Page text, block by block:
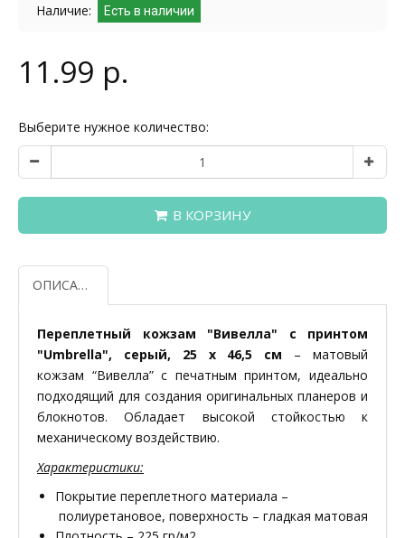
Наличие:
Есть в наличии
11.99 р.
Выберите нужное количество:
В КОРЗИНУ
ОПИСАНИЕ
Переплетный кожзам "Вивелла" с принтом
"Umbrella", серый, 25 х 46,5 см – матовый
кожзам “Вивелла” с печатным принтом, идеально
подходящий для создания оригинальных планеров и
блокнотов. Обладает высокой стойкостью к
механическому воздействию.
Характеристики:
Покрытие переплетного материала –
полиуретановое, поверхность – гладкая матовая